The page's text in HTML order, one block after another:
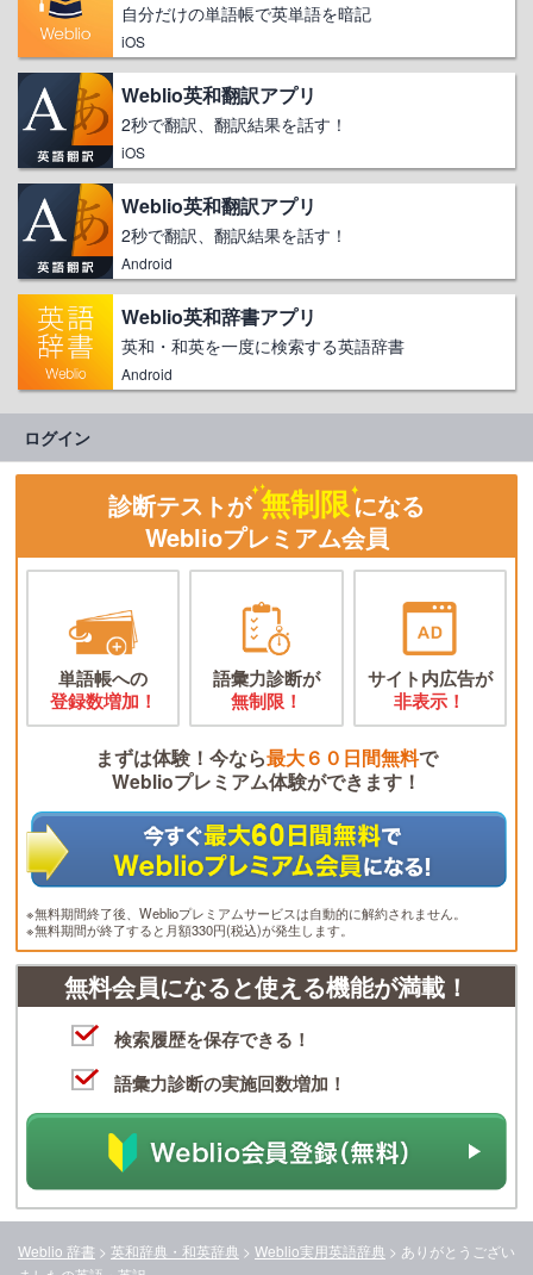
自分だけの単語帳で英単語を暗記
iOS
Weblio英和翻訳アプリ
2秒で翻訳、翻訳結果を話す！
iOS
Weblio英和翻訳アプリ
2秒で翻訳、翻訳結果を話す！
Android
Weblio英和辞書アプリ
英和・和英を一度に検索する英語辞書
Android
ログイン
診断テストが 無制限になる
Weblioプレミアム会員
単語帳への
登録数増加！
語彙力診断が
無制限！
サイト内広告が
非表示！
まずは体験！今なら最大６０日間無料で
Weblioプレミアム体験ができます！
※無料期間終了後、Weblioプレミアムサービスは自動的に解約されません。
※無料期間が終了すると月額330円(税込)が発生します。
無料会員になると使える機能が満載！
検索履歴を保存できる！
語彙力診断の実施回数増加！
Weblio 辞書 > 英和辞典・和英辞典 > Weblio実用英語辞典 > ありがとうござい